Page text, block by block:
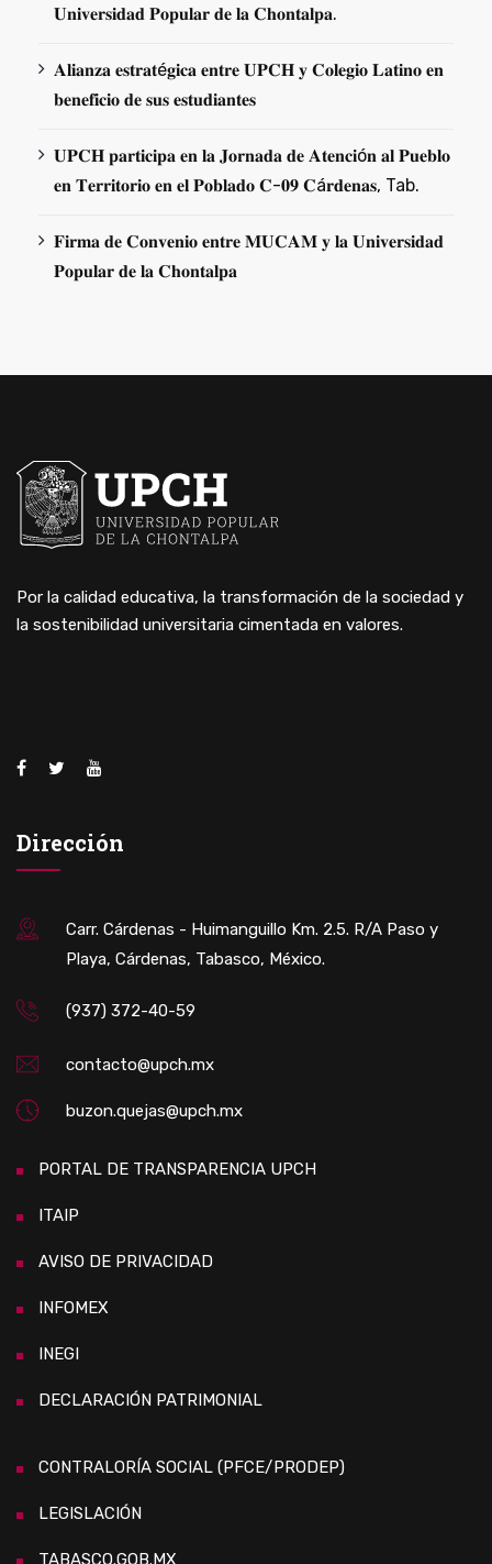
𝐔𝐧𝐢𝐯𝐞𝐫𝐬𝐢𝐝𝐚𝐝 𝐏𝐨𝐩𝐮𝐥𝐚𝐫 𝐝𝐞 𝐥𝐚 𝐂𝐡𝐨𝐧𝐭𝐚𝐥𝐩𝐚.
𝐀𝐥𝐢𝐚𝐧𝐳𝐚 𝐞𝐬𝐭𝐫𝐚𝐭é𝐠𝐢𝐜𝐚 𝐞𝐧𝐭𝐫𝐞 𝐔𝐏𝐂𝐇 𝐲 𝐂𝐨𝐥𝐞𝐠𝐢𝐨 𝐋𝐚𝐭𝐢𝐧𝐨 𝐞𝐧
𝐛𝐞𝐧𝐞𝐟𝐢𝐜𝐢𝐨 𝐝𝐞 𝐬𝐮𝐬 𝐞𝐬𝐭𝐮𝐝𝐢𝐚𝐧𝐭𝐞𝐬
𝐔𝐏𝐂𝐇 𝐩𝐚𝐫𝐭𝐢𝐜𝐢𝐩𝐚 𝐞𝐧 𝐥𝐚 𝐉𝐨𝐫𝐧𝐚𝐝𝐚 𝐝𝐞 𝐀𝐭𝐞𝐧𝐜𝐢ó𝐧 𝐚𝐥 𝐏𝐮𝐞𝐛𝐥𝐨
𝐞𝐧 𝐓𝐞𝐫𝐫𝐢𝐭𝐨𝐫𝐢𝐨 𝐞𝐧 𝐞𝐥 𝐏𝐨𝐛𝐥𝐚𝐝𝐨 𝐂-𝟎𝟗 𝐂á𝐫𝐝𝐞𝐧𝐚𝐬, Tab.
𝐅𝐢𝐫𝐦𝐚 𝐝𝐞 𝐂𝐨𝐧𝐯𝐞𝐧𝐢𝐨 𝐞𝐧𝐭𝐫𝐞 𝐌𝐔𝐂𝐀𝐌 𝐲 𝐥𝐚 𝐔𝐧𝐢𝐯𝐞𝐫𝐬𝐢𝐝𝐚𝐝
𝐏𝐨𝐩𝐮𝐥𝐚𝐫 𝐝𝐞 𝐥𝐚 𝐂𝐡𝐨𝐧𝐭𝐚𝐥𝐩𝐚
Por la calidad educativa, la transformación de la sociedad y
la sostenibilidad universitaria cimentada en valores.
Dirección
Carr. Cárdenas - Huimanguillo Km. 2.5. R/A Paso y
Playa, Cárdenas, Tabasco, México.
(937) 372-40-59
contacto@upch.mx
buzon.quejas@upch.mx
PORTAL DE TRANSPARENCIA UPCH
ITAIP
AVISO DE PRIVACIDAD
INFOMEX
INEGI
DECLARACIÓN PATRIMONIAL
CONTRALORÍA SOCIAL (PFCE/PRODEP)
LEGISLACIÓN
TABASCO.GOB.MX